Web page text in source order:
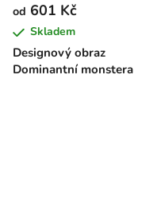
Designový obraz
Dominantní monstera
od 601 Kč
Skladem